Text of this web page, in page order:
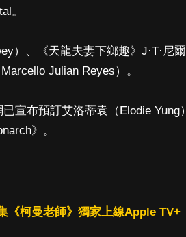
。
）、《天龍夫妻下鄉趣》J·T·尼爾
Julian Reyes）。
宣布預訂艾洛蒂袁（Elodie Yung）
》。
《柯曼老師》獨家上線Apple TV+